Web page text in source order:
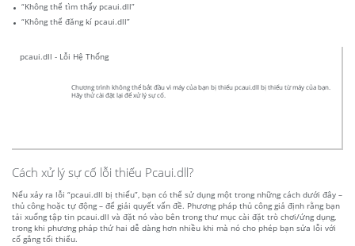
“Không thể tìm thấy pcaui.dll”
“Không thể đăng kí pcaui.dll”
pcaui.dll - Lỗi Hệ Thống
Chương trình không thể bắt đầu vì máy của bạn bị thiếu pcaui.dll bị thiếu từ máy của bạn.
Hãy thử cài đặt lại để xử lý sự cố.
Cách xử lý sự cố lỗi thiếu Pcaui.dll?
Nếu xảy ra lỗi “pcaui.dll bị thiếu”, bạn có thể sử dụng một trong những cách dưới đây –
thủ công hoặc tự động – để giải quyết vấn đề. Phương pháp thủ công giả định rằng bạn
tải xuống tập tin pcaui.dll và đặt nó vào bên trong thư mục cài đặt trò chơi/ứng dụng,
trong khi phương pháp thứ hai dễ dàng hơn nhiều khi mà nó cho phép bạn sửa lỗi với
cố gắng tối thiểu.